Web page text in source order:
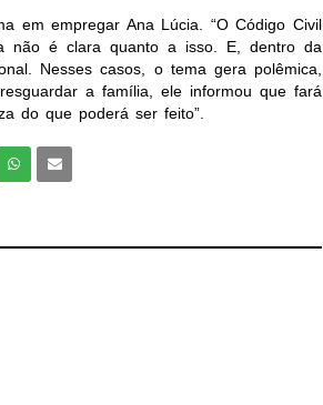
em empregar Ana Lúcia. “O Código Civil
não é clara quanto a isso. E, dentro da
Nesses casos, o tema gera polêmica,
a família, ele informou que fará
do que poderá ser feito”.